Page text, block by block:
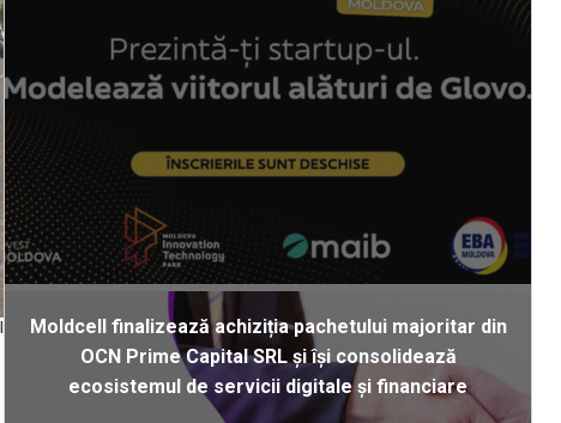
Moldcell finalizează achiziția pachetului majoritar din
OCN Prime Capital SRL și își consolidează
ecosistemul de servicii digitale și financiare